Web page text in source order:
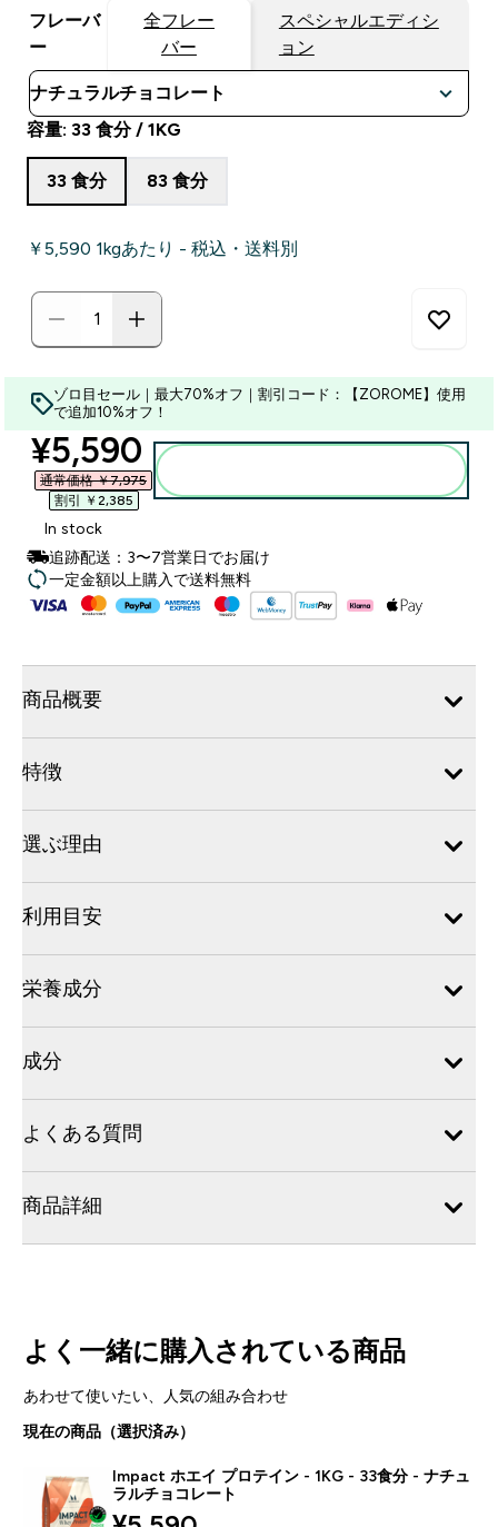
フレーバ
ー
全フレー
バー
スペシャルエディシ
ョン
容量: 33 食分 / 1KG
33 食分 83 食分
￥5,590‎ 1kgあたり - 税込・送料別
ゾロ目セール｜最大70%オフ｜割引コード：【ZOROME】使用
で追加10%オフ！
discounted price
¥5,590‎
通常価格 ￥7,975‎
割引 ￥2,385‎
In stock
追跡配送：3〜7営業日でお届け
一定金額以上購入で送料無料
商品概要
特徴
選ぶ理由
利用目安
栄養成分
成分
よくある質問
商品詳細
よく一緒に購入されている商品
あわせて使いたい、人気の組み合わせ
現在の商品（選択済み）
Impact ホエイ プロテイン - 1KG - 33食分 - ナチュ
ラルチョコレート